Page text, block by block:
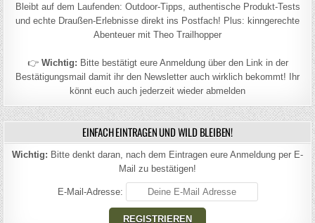
Bleibt auf dem Laufenden: Outdoor-Tipps, authentische Produkt-Tests
und echte Draußen-Erlebnisse direkt ins Postfach! Plus: kinngerechte
Abenteuer mit Theo Trailhopper
👉 Wichtig: Bitte bestätigt eure Anmeldung über den Link in der
Bestätigungsmail damit ihr den Newsletter auch wirklich bekommt! Ihr
könnt euch auch jederzeit wieder abmelden
EINFACH EINTRAGEN UND WILD BLEIBEN!
Wichtig: Bitte denkt daran, nach dem Eintragen eure Anmeldung per E-
Mail zu bestätigen!
E-Mail-Adresse: